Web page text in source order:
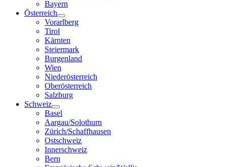
Bayern
Österreich
Vorarlberg
Tirol
Kärnten
Steiermark
Burgenland
Wien
Niederösterreich
Oberösterreich
Salzburg
Schweiz
Basel
Aargau/Solothurn
Zürich/Schaffhausen
Ostschweiz
Innerschweiz
Bern